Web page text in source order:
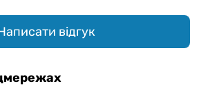
відгук